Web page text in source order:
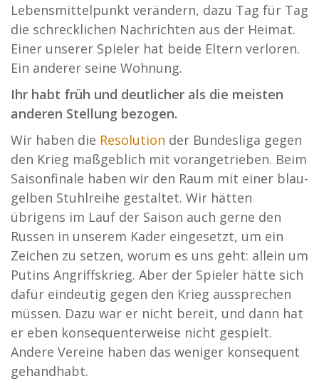
Lebensmittelpunkt verändern, dazu Tag für Tag
die schrecklichen Nachrichten aus der Heimat.
Einer unserer Spieler hat beide Eltern verloren.
Ein anderer seine Wohnung.
Ihr habt früh und deutlicher als die meisten
anderen Stellung bezogen.
Wir haben die Resolution der Bundesliga gegen
den Krieg maßgeblich mit vorangetrieben. Beim
Saisonfinale haben wir den Raum mit einer blau-
gelben Stuhlreihe gestaltet. Wir hätten
übrigens im Lauf der Saison auch gerne den
Russen in unserem Kader eingesetzt, um ein
Zeichen zu setzen, worum es uns geht: allein um
Putins Angriffskrieg. Aber der Spieler hätte sich
dafür eindeutig gegen den Krieg aussprechen
müssen. Dazu war er nicht bereit, und dann hat
er eben konsequenterweise nicht gespielt.
Andere Vereine haben das weniger konsequent
gehandhabt.